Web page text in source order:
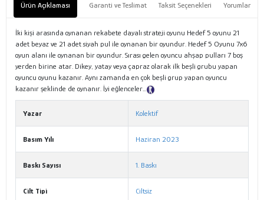
Ürün Açıklaması Garanti ve Teslimat Taksit Seçenekleri Yorumlar
İki kişi arasında oynanan rekabete dayalı strateji oyunu Hedef 5 oyunu 21
adet beyaz ve 21 adet siyah pul ile oynanan bir oyundur. Hedef 5 Oyunu 7x6
oyun alanı ile oynanan bir oyundur. Sırası gelen oyuncu ahşap pulları 7 boş
yerden birine atar. Dikey, yatay veya çapraz olarak ilk beşli grubu yapan
oyuncu oyunu kazanır. Aynı zamanda en çok beşli grup yapan oyuncu
kazanır şeklinde de oynanır. İyi eğlenceler…
Yazar Kolektif
Basım Yılı Haziran 2023
Baskı Sayısı 1. Baskı
Cilt Tipi Ciltsiz